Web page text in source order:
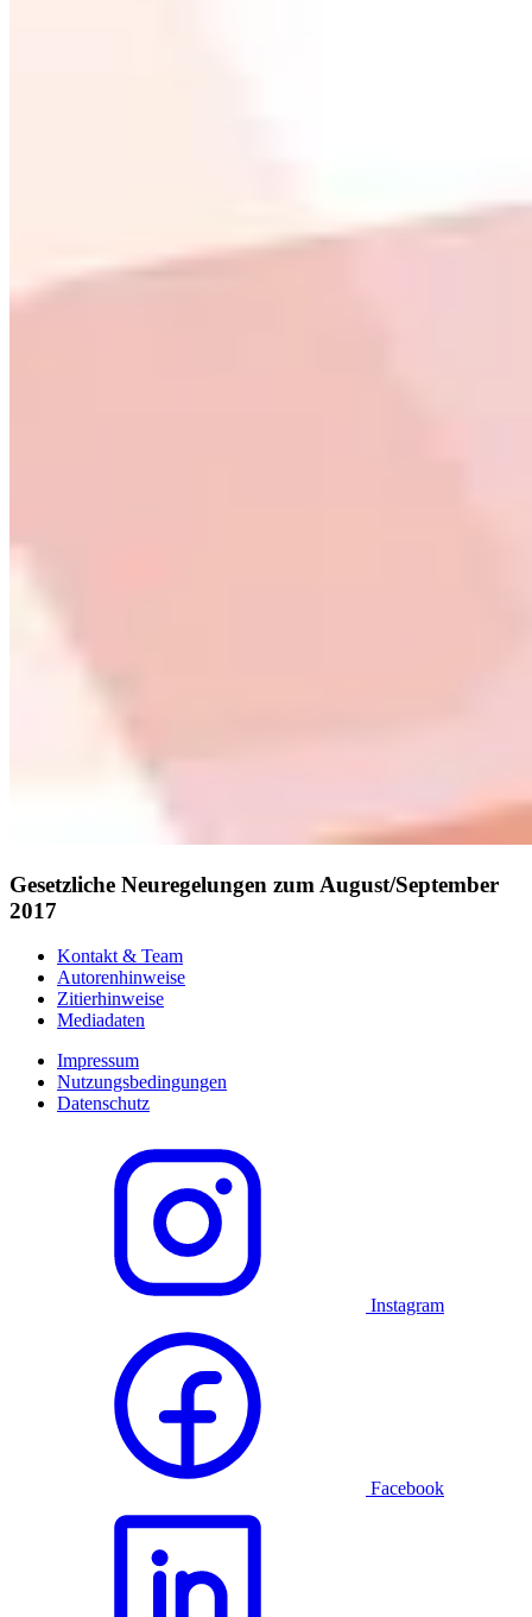
Gesetzliche Neuregelungen zum August/September
2017
Kontakt & Team
Autorenhinweise
Zitierhinweise
Mediadaten
Impressum
Nutzungsbedingungen
Datenschutz
Instagram
Facebook